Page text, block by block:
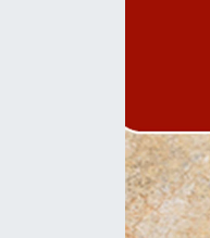
Akçadağ
Doğanyol
Arapgir